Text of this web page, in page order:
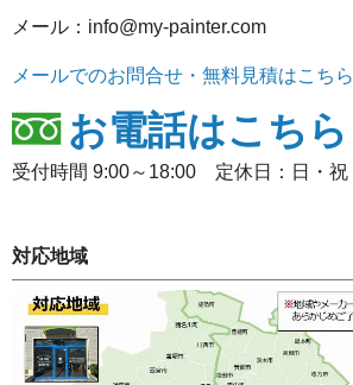
メール：info@my-painter.com
メールでのお問合せ・無料見積はこちら
お電話はこちら
受付時間 9:00～18:00 定休日：日・祝
対応地域